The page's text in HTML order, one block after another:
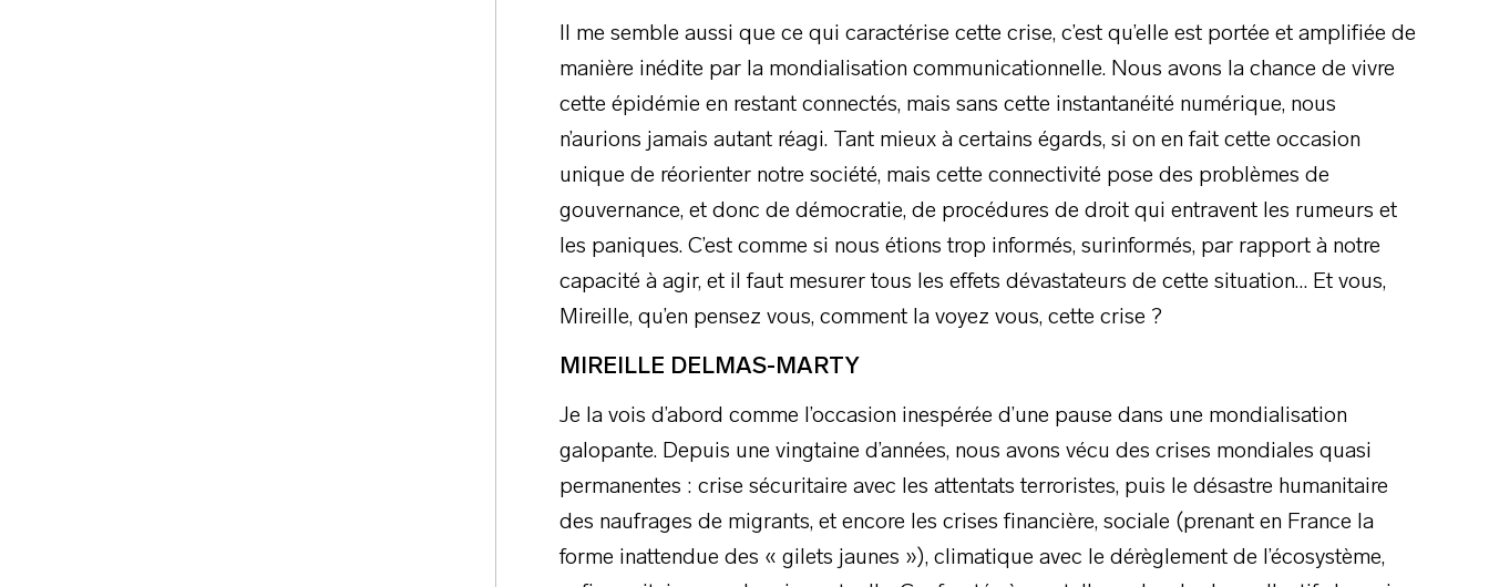
Il me semble aussi que ce qui caractérise cette crise, c’est qu’elle est portée et amplifiée de
manière inédite par la mondialisation communicationnelle. Nous avons la chance de vivre
cette épidémie en restant connectés, mais sans cette instantanéité numérique, nous
n’aurions jamais autant réagi. Tant mieux à certains égards, si on en fait cette occasion
unique de réorienter notre société, mais cette connectivité pose des problèmes de
gouvernance, et donc de démocratie, de procédures de droit qui entravent les rumeurs et
les paniques. C’est comme si nous étions trop informés, surinformés, par rapport à notre
capacité à agir, et il faut mesurer tous les effets dévastateurs de cette situation… Et vous,
Mireille, qu’en pensez vous, comment la voyez vous, cette crise ?
MIREILLE DELMAS-MARTY
Je la vois d’abord comme l’occasion inespérée d’une pause dans une mondialisation
galopante. Depuis une vingtaine d’années, nous avons vécu des crises mondiales quasi
permanentes : crise sécuritaire avec les attentats terroristes, puis le désastre humanitaire
des naufrages de migrants, et encore les crises financière, sociale (prenant en France la
forme inattendue des « gilets jaunes »), climatique avec le dérèglement de l’écosystème,